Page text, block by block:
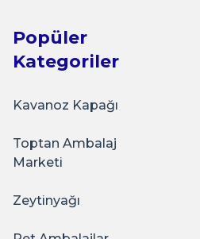
Zeytinyağ Şişesi Yağdanlık
Popüler
Kategoriler
Kavanoz Kapağı
Toptan Ambalaj
Marketi
Zeytinyağı